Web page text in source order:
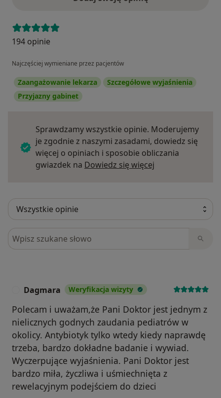
194 opinie
Najczęściej wymieniane przez pacjentów
Zaangażowanie lekarza
Szczegółowe wyjaśnienia
Przyjazny gabinet
Sprawdzamy wszystkie opinie. Moderujemy
je zgodnie z naszymi zasadami, dowiedz się
więcej o opiniach i sposobie obliczania
gwiazdek na Dowiedz się więcej
Szukaj w opiniach
Dagmara Weryfikacja wizyty
Polecam i uważam,że Pani Doktor jest jednym z
nielicznych godnych zaudania pediatrów w
okolicy. Antybiotyk tylko wtedy kiedy naprawdę
trzeba, bardzo dokładne badanie i wywiad.
Wyczerpujące wyjaśnienia. Pani Doktor jest
bardzo miła, życzliwa i uśmiechnięta z
rewelacyjnym podejściem do dzieci